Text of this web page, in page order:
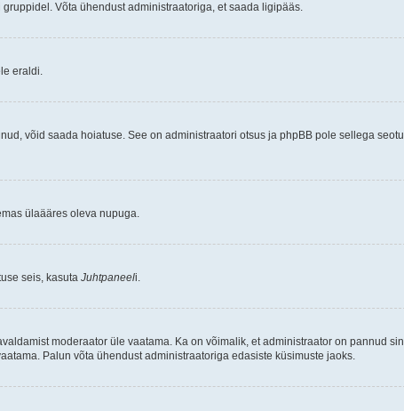
Võta ühendust administraatoriga, et saada ligipääs.
eraldi.
võid saada hoiatuse. See on administraatori otsus ja phpBB pole sellega
ülaääres oleva nupuga.
seis, kasuta Juhtpaneeli.
moderaator üle vaatama. Ka on võimalik, et administraator on pannud
Palun võta ühendust administraatoriga edasiste küsimuste jaoks.